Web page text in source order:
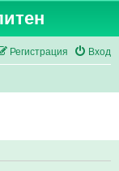
Вход
Регистрация